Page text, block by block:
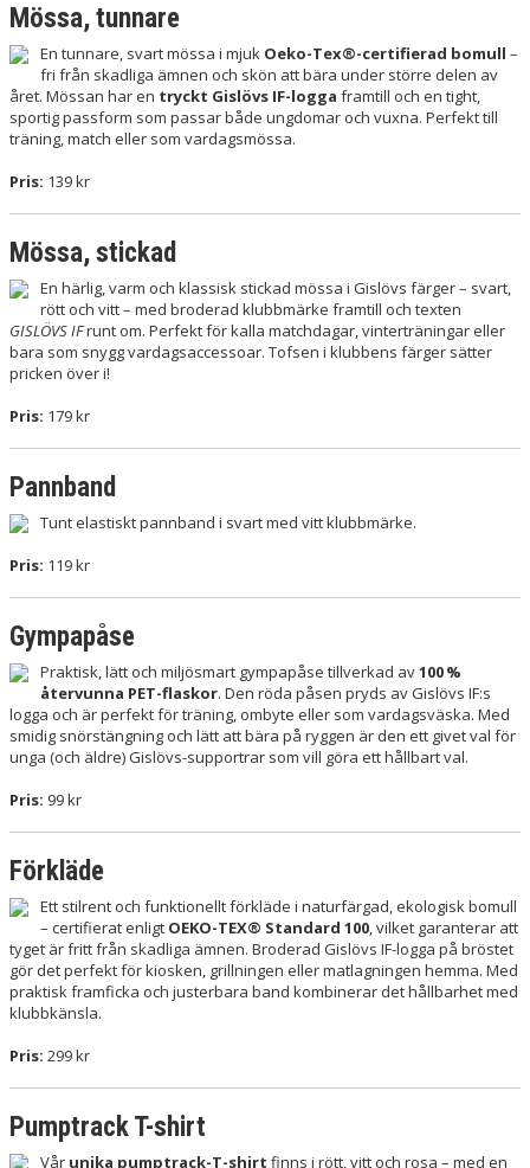
Mössa, tunnare
En tunnare, svart mössa i mjuk Oeko-Tex®-certifierad bomull –
fri från skadliga ämnen och skön att bära under större delen av
året. Mössan har en tryckt Gislövs IF-logga framtill och en tight,
sportig passform som passar både ungdomar och vuxna. Perfekt till
träning, match eller som vardagsmössa.
Pris: 139 kr
Mössa, stickad
En härlig, varm och klassisk stickad mössa i Gislövs färger – svart,
rött och vitt – med broderad klubbmärke framtill och texten
GISLÖVS IFrunt om. Perfekt för kalla matchdagar, vinterträningar eller
bara som snygg vardagsaccessoar. Tofsen i klubbens färger sätter
pricken över i!
Pris: 179 kr
Pannband
Tunt elastiskt pannband i svart med vitt klubbmärke.
Pris: 119 kr
Gympapåse
Praktisk, lätt och miljösmart gympapåse tillverkad av100 %
återvunna PET-flaskor. Den röda påsen pryds av Gislövs IF:s
logga och är perfekt för träning, ombyte eller som vardagsväska. Med
smidig snörstängning och lätt att bära på ryggen är den ett givet val för
unga (och äldre) Gislövs-supportrar som vill göra ett hållbart val.
Pris: 99 kr
Förkläde
Ett stilrent och funktionellt förkläde i naturfärgad, ekologisk bomull
– certifierat enligt OEKO-TEX® Standard 100 , vilket garanterar att
tyget är fritt från skadliga ämnen. Broderad Gislövs IF-logga på bröstet
gör det perfekt för kiosken, grillningen eller matlagningen hemma. Med
praktisk framficka och justerbara band kombinerar det hållbarhet med
klubbkänsla.
Pris: 299 kr
Pumptrack T-shirt
Vår unika pumptrack-T-shirt finns i rött, vitt och rosa – med en